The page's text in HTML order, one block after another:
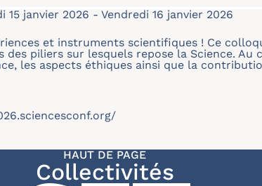
15 janvier 2026 - Vendredi 16 janvier 2026
et instruments scientifiques ! Ce
des piliers sur lesquels repose la Science.
les aspects éthiques ainsi que la
HAUT DE PAGE
Collectivités